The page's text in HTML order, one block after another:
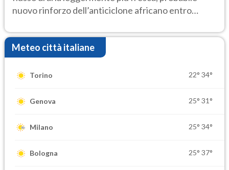
nuovo rinforzo dell’anticiclone africano entro
Meteo città italiane
Torino 22° 34°
Genova 25° 31°
Milano 25° 34°
Bologna 25° 37°